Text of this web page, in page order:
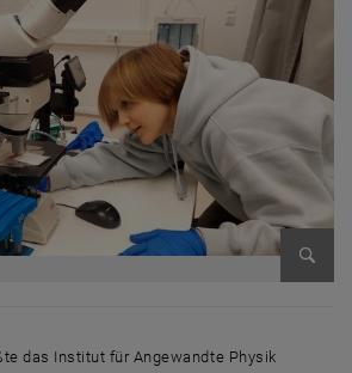
das Institut für Angewandte Physik